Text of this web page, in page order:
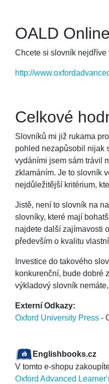
OALD Online
Chcete si slovník nejdříve
http://
Celkové
Slovníků mi již rukama
pohled nezapůsobil nijak
vydáními jsem sám trávil
zklamáním. Je to slovník
nejdůležitější kritérium,
Jistě, není to slovník na
slovníky, které mají
najdete další zajímavosti
především o kvalitu
Investice do takového
konkurenční, bude dobré
výkladový slovník
Externí Odkazy:
Oxford University Press -
Englishbooks.cz
V tomto e-shopu
Oxford Advanced